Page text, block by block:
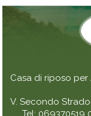
Casa di riposo
V. Secondo
Tel: 069370519